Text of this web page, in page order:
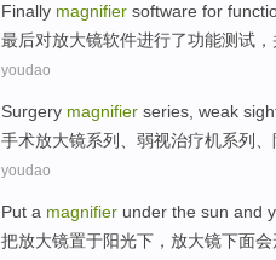
Finally magnifier software for
最后对放大镜软件进行了功能测试 ，
youdao
Surgery magnifier series , weak
手术放大镜系列 、弱视治疗机系列、
youdao
Put a magnifier under the sun and
把放大镜置于阳光下，放大镜下面会